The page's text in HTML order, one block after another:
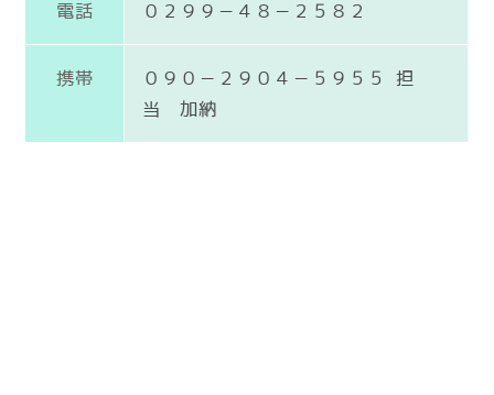
電話 ０２９９－４８－２５８２
携帯
０９０－２９０４－５９５５ 担
当 加納